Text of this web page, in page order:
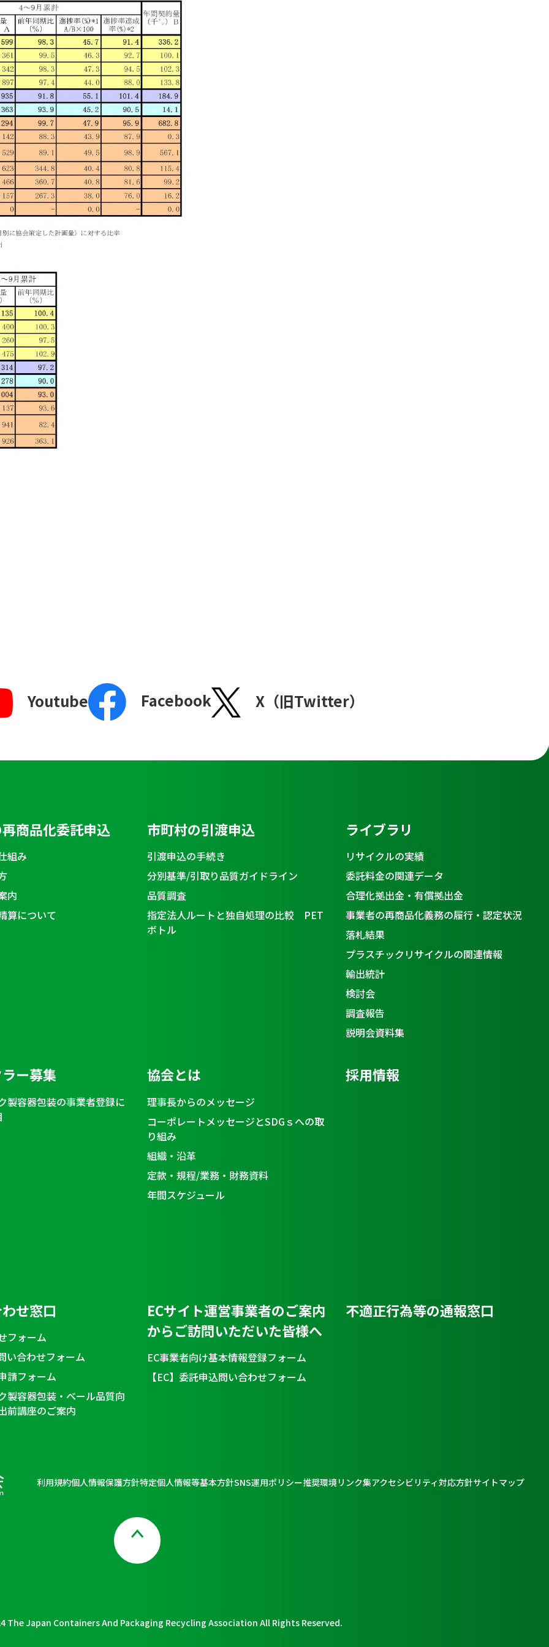
Youtube Facebook X（旧Twitter）
商品化委託申込
組み
内
算について
市町村の引渡申込
引渡申込の手続き
分別基準/引取り品質ガイドライン
品質調査
指定法人ルートと独自処理の比較 PET
ボトル
ライブラリ
リサイクルの実績
委託料金の関連データ
合理化拠出金・有償拠出金
事業者の再商品化義務の履行・認定状況
落札結果
プラスチックリサイクルの関連情報
輸出統計
検討会
調査報告
説明会資料集
ー募集
製容器包装の事業者登録に
協会とは
理事長からのメッセージ
コーポレートメッセージとSDGｓへの取
り組み
組織・沿革
定款・規程/業務・財務資料
年間スケジュール
採用情報
せ窓口
フォーム
い合わせフォーム
請フォーム
製容器包装・ベール品質向
前講座のご案内
ECサイト運営事業者のご案内
からご訪問いただいた皆様へ
EC事業者向け基本情報登録フォーム
【EC】委託申込問い合わせフォーム
不適正行為等の通報窓口
利用規約個人情報保護方針特定個人情報等基本方針SNS運用ポリシー推奨環境リンク集アクセシビリティ対応方針サイトマップ
The Japan Containers And Packaging Recycling Association All Rights Reserved.